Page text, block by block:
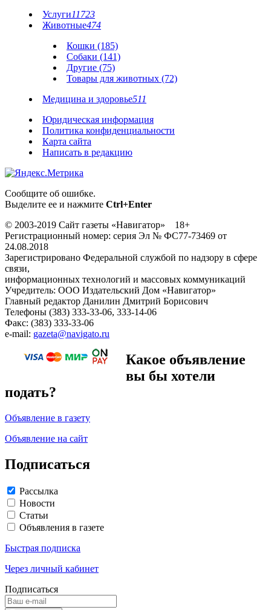
Услуги11723
Животные474
Кошки (185)
Собаки (141)
Другие (75)
Товары для животных (72)
Медицина и здоровье511
Юридическая информация
Политика конфиденциальности
Карта сайта
Написать в редакцию
Сообщите об ошибке.
Выделите ее и нажмите Ctrl+Enter
© 2003-2019 Сайт газеты «Навигатор» 18+
Регистрационный номер: серия Эл № ФС77-73469 от
24.08.2018
Зарегистрировано Федеральной службой по надзору в сфере
связи,
информационных технологий и массовых коммуникаций
Учредитель: ООО Издательский Дом «Навигатор»
Главный редактор Данилин Дмитрий Борисович
Телефоны (383) 333-33-06, 333-14-06
Факс: (383) 333-33-06
e-mail: gazeta@navigato.ru
Какое объявление
вы бы хотели
подать?
Объявление в газету
Объявление на сайт
Подписаться
Рассылка
Новости
Статьи
Объявления в газете
Быстрая подписка
Через личный кабинет
Подписаться